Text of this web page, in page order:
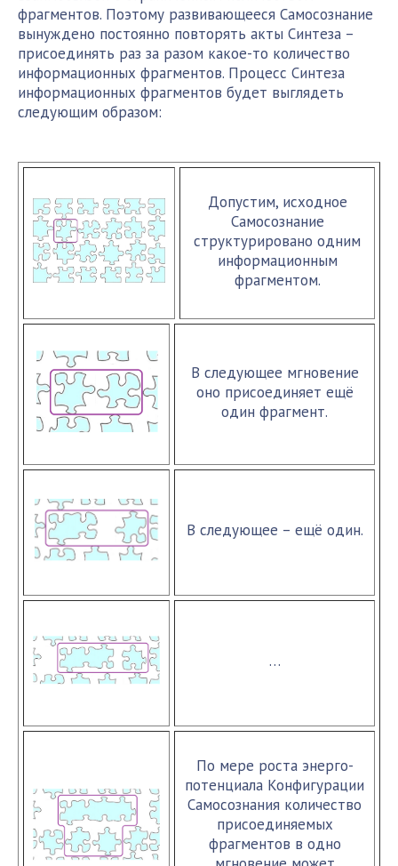
фрагментов. Поэтому развивающееся Самосознание
вынуждено постоянно повторять акты Синтеза –
присоединять раз за разом какое-то количество
информационных фрагментов. Процесс Синтеза
информационных фрагментов будет выглядеть
следующим образом:
Допустим, исходное
Самосознание
структурировано одним
информационным
фрагментом.
В следующее мгновение
оно присоединяет ещё
один фрагмент.
В следующее – ещё один.
…
По мере роста энерго-
потенциала Конфигурации
Самосознания количество
присоединяемых
фрагментов в одно